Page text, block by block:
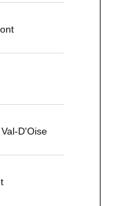
D'Oise